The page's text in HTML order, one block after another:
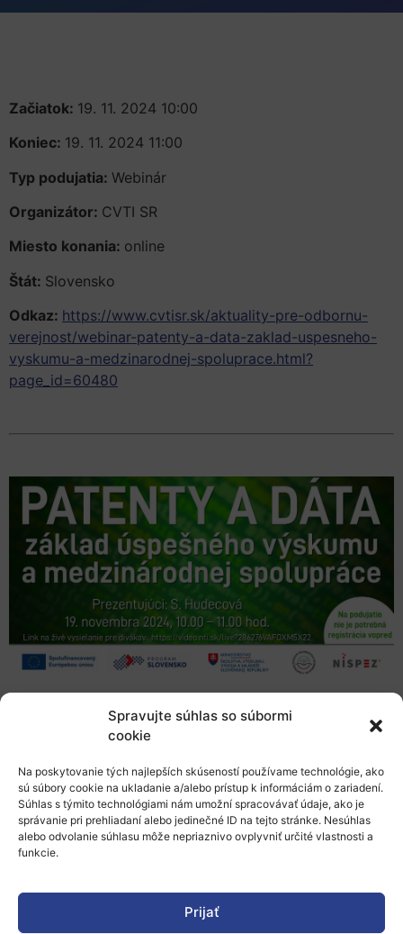
Spravujte súhlas so súbormi
cookie
Na poskytovanie tých najlepších skúseností používame technológie, ako
sú súbory cookie na ukladanie a/alebo prístup k informáciám o zariadení.
Súhlas s týmito technológiami nám umožní spracovávať údaje, ako je
správanie pri prehliadaní alebo jedinečné ID na tejto stránke. Nesúhlas
alebo odvolanie súhlasu môže nepriaznivo ovplyvniť určité vlastnosti a
funkcie.
Prijať
Začiatok: 19. 11. 2024 10:00
Koniec: 19. 11. 2024 11:00
Typ podujatia: Webinár
Organizátor: CVTI SR
Miesto konania: online
Štát: Slovensko
Odkaz: https://www.cvtisr.sk/aktuality-pre-odbornu-
verejnost/webinar-patenty-a-data-zaklad-uspesneho-
vyskumu-a-medzinarodnej-spoluprace.html?
page_id=60480
CVTI SR vás pozýva na webinár, ktorý sa uskutoční 19.
Interdisciplinárny výskum t.j. prelínanie nových odborov
s tradičnými akademickými disciplínami vyžaduje aj
nové prístupy k hodnoteniu výstupov vedeckého
výskumu. Tomuto „multidisciplinárnemu dialógu“
informácií, ktoré poskytnú komplexnejší pohľad.
Kvalitné overené dátové súbory pomáhajú identifikovať